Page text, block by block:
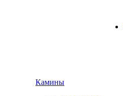
Камины